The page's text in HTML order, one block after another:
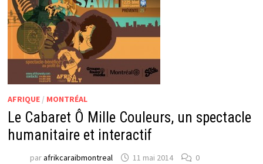
AFRIQUE/ MONTRÉAL
Le Cabaret Ô Mille Couleurs, un spectacle
humanitaire et interactif
parafrikcaraibmontreal 11 mai 2014 0